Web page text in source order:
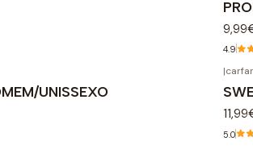
4.9
UNISSEXO
|
5.0